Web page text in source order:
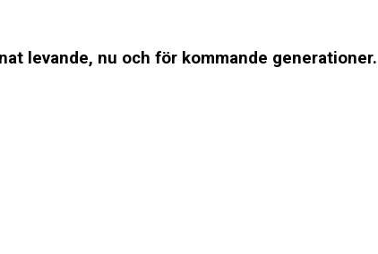
levande, nu och för kommande generationer.